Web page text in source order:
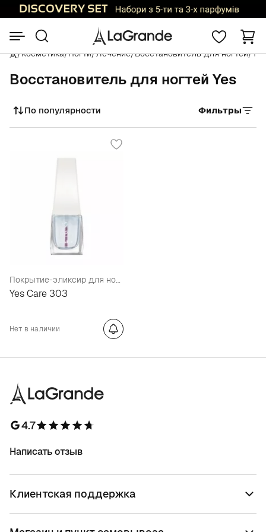
/Косметика/Ногти/Лечение/Восстановитель для ногтей/Yes
Восстановитель для ногтей Yes
Сортировать
По популярности Фильтры
Покрытие-эликсир для ногтей 5 в 1
Yes Care 303
Нет в наличии
4.7
Написать отзыв
Клиентская поддержка